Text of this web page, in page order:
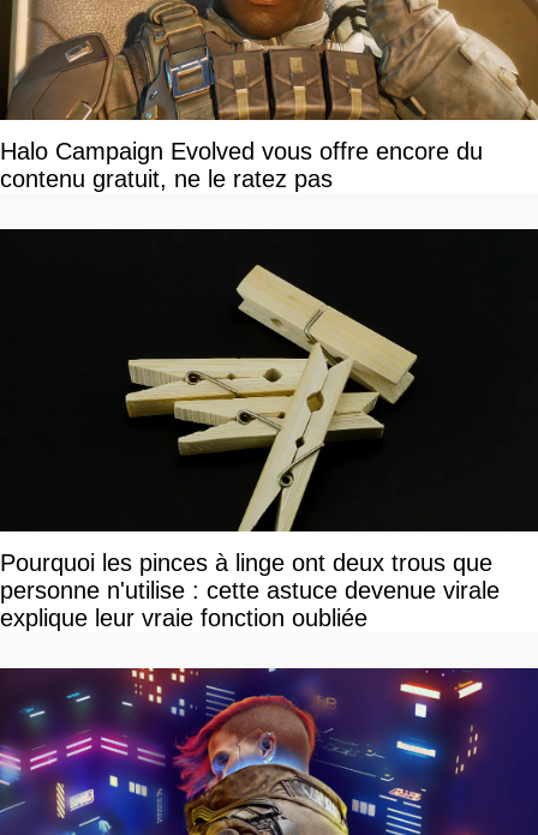
Halo Campaign Evolved vous offre encore du
contenu gratuit, ne le ratez pas
Pourquoi les pinces à linge ont deux trous que
personne n'utilise : cette astuce devenue virale
explique leur vraie fonction oubliée